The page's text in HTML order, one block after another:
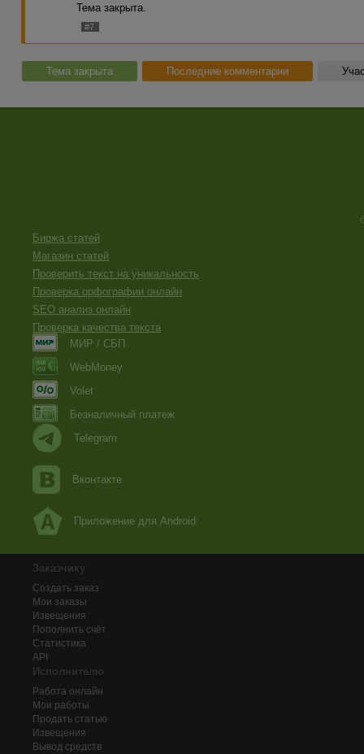
Тема закрыта.
#7
Тема закрыта Последние комментарии
Биржа статей
Магазин статей
Проверить текст на уникальность
Проверка орфографии онлайн
SEO анализ онлайн
Проверка качества текста
МИР / СБП
WebMoney
Volet
Безналичный платеж
Telegram
Вконтакте
Приложение для Android
Заказчику
Создать заказ
Мои заказы
Извещения
Пополнить счёт
Статистика
API
Исполнителю
Работа онлайн
Мои работы
Продать статью
Извещения
Вывод средств